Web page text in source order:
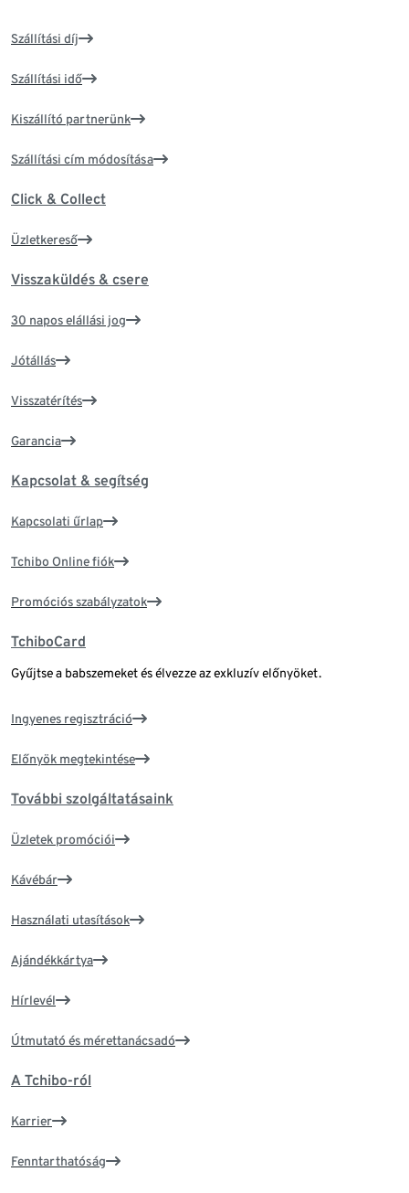
Szállítási díj
Szállítási idő
Kiszállító partnerünk
Szállítási cím módosítása
Click & Collect
Üzletkereső
Visszaküldés & csere
30 napos elállási jog
Jótállás
Visszatérítés
Garancia
Kapcsolat & segítség
Kapcsolati űrlap
Tchibo Online fiók
Promóciós szabályzatok
TchiboCard
Gyűjtse a babszemeket és élvezze az exkluzív előnyöket.
Ingyenes regisztráció
Előnyök megtekintése
További szolgáltatásaink
Üzletek promóciói
Kávébár
Használati utasítások
Ajándékkártya
Hírlevél
Útmutató és mérettanácsadó
A Tchibo-ról
Karrier
Fenntarthatóság